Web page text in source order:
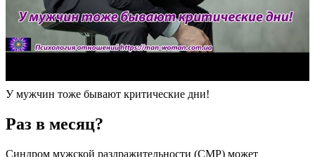
У мужчин тоже бывают критические дни!
Раз в месяц?
Синдром мужской раздражительности (СМР) может